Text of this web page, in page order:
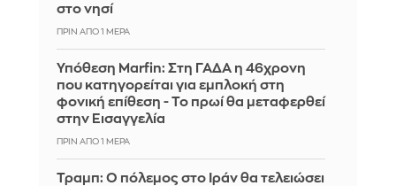
στο νησί
ΠΡΙΝ ΑΠΌ 1 ΜΈΡΑ
Υπόθεση Marfin: Στη ΓΑΔΑ η 46χρονη
που κατηγορείται για εμπλοκή στη
φονική επίθεση - Το πρωί θα μεταφερθεί
στην Εισαγγελία
ΠΡΙΝ ΑΠΌ 1 ΜΈΡΑ
Τραμπ: Ο πόλεμος στο Ιράν θα τελειώσει